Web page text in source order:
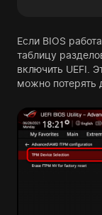
Если BIOS
таблицу
включить UEFI.
можно потерять